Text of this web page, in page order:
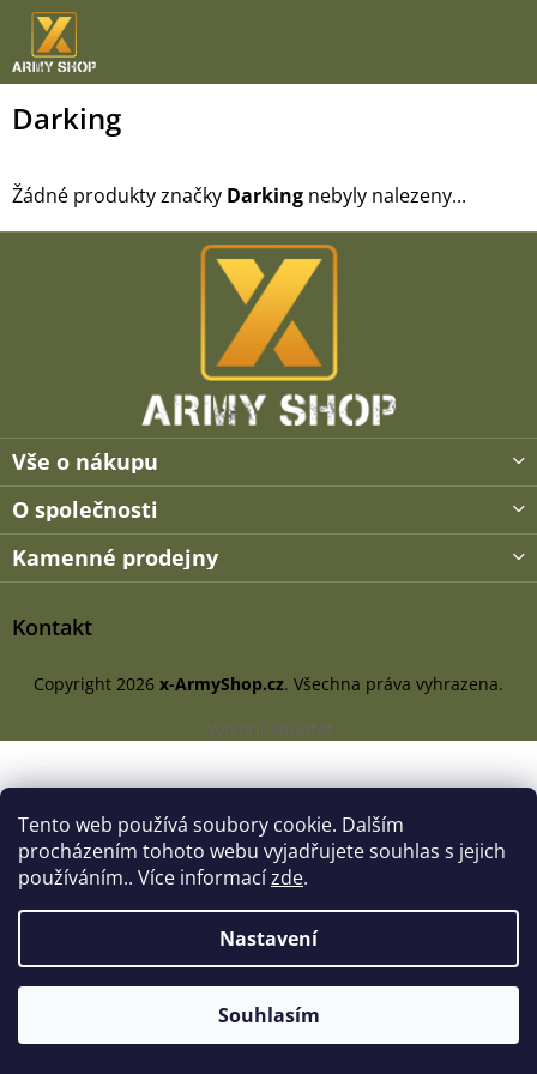
Tento web používá soubory cookie. Dalším
procházením tohoto webu vyjadřujete souhlas s jejich
používáním.. Více informacízde.
Nastavení
Souhlasím
Přejít
obsah
Darking
Žádné produkty značky Darking nebyly nalezeny...
Z
Vše o nákupu
O společnosti
Kamenné prodejny
Kontakt
Vytvořil Shoptet
Copyright 2026 x-ArmyShop.cz. Všechna práva vyhrazena.